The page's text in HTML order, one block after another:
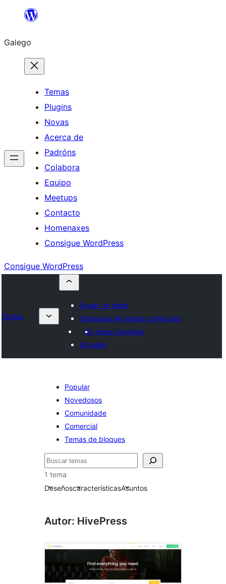
Saltar
contido
Galego
Temas
Plugins
Novas
Acerca de
Padróns
Colabora
Equipo
Meetups
Contacto
Homenaxes
Consigue WordPress
Consigue WordPress
Temas
Enviar un tema
Empresas de temas comerciais
Os meus favoritos
Acceder
Popular
Novedosos
Comunidade
Comercial
Temas de bloques
Buscar
1 tema
DeseñoscaracterísticasAsuntos
Autor: HivePress